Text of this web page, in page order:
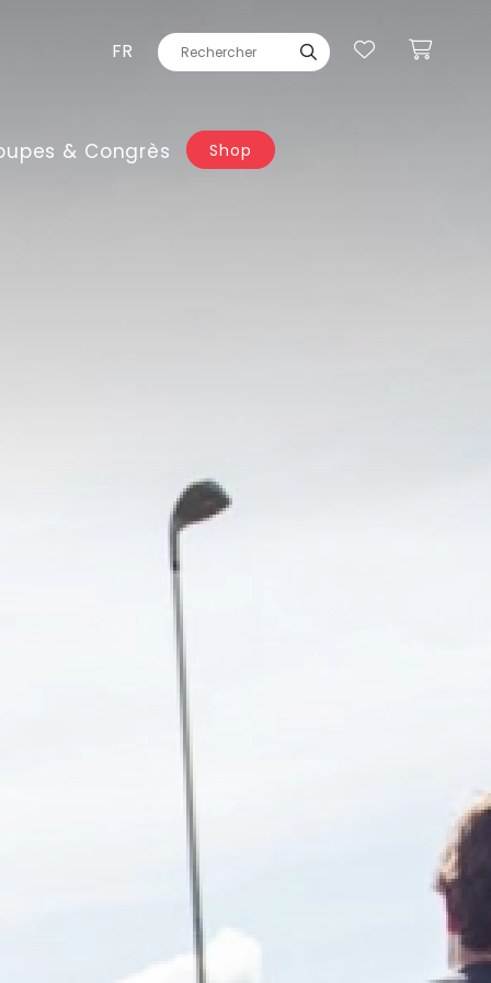
FR
& Congrès Shop